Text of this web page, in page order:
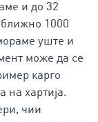
и до 32
1000
уште и
може да се
карго
на хартија.
чии